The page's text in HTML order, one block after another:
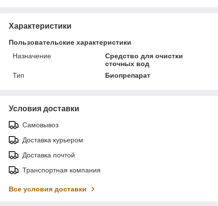
Характеристики
Пользовательские характеристики
Назначение
Средство для очистки
сточных вод
Тип
Биопрепарат
Условия доставки
Самовывоз
Доставка курьером
Доставка почтой
Транспортная компания
Все условия доставки